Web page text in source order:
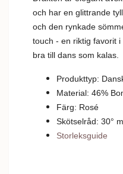
och har en glittrande
och den rynkade
touch - en riktig favorit
bra till dans som kalas.
Produkttyp:
Material: 46%
Färg: Rosé
Skötselråd: 30° m
Storleksguide